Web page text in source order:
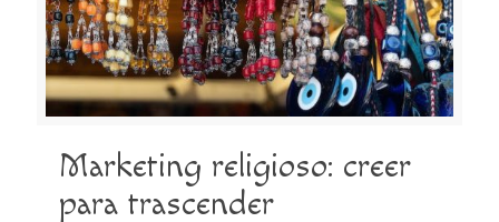
Marketing religioso: creer
para trascender